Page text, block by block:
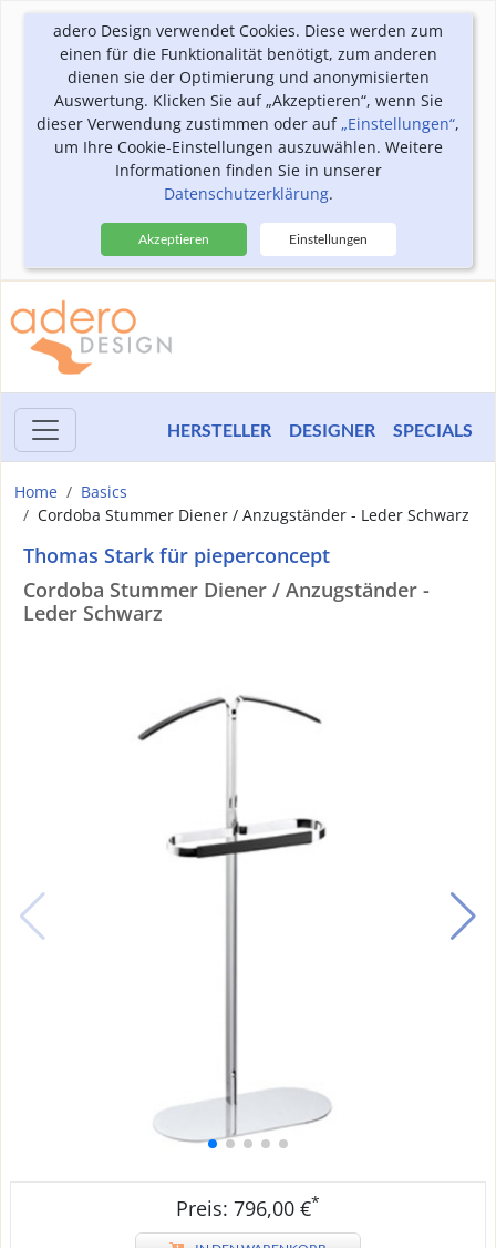
adero Design verwendet Cookies. Diese werden zum
einen für die Funktionalität benötigt, zum anderen
dienen sie der Optimierung und anonymisierten
Auswertung. Klicken Sie auf „Akzeptieren“, wenn Sie
dieser Verwendung zustimmen oder auf„Einstellungen“,
um Ihre Cookie-Einstellungen auszuwählen. Weitere
Informationen finden Sie in unserer
Datenschutzerklärung.
Akzeptieren Einstellungen
HERSTELLER DESIGNER SPECIALS
Home
Basics
Cordoba Stummer Diener / Anzugständer - Leder Schwarz
Thomas Stark für pieperconcept
Cordoba Stummer Diener / Anzugständer -
Leder Schwarz
Preis: 796,00 €*